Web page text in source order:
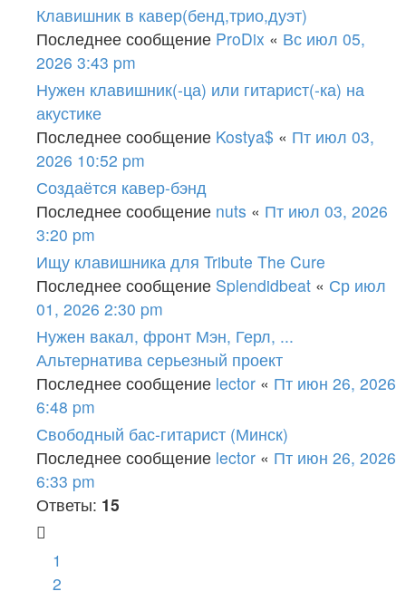
Клавишник в кавер(бенд,трио,дуэт)
Последнее сообщение ProDix « Вс июл 05,
2026 3:43 pm
Нужен клавишник(-ца) или гитарист(-ка) на
акустике
Последнее сообщение Kostya$ « Пт июл 03,
2026 10:52 pm
Создаётся кавер-бэнд
Последнее сообщение nuts « Пт июл 03, 2026
3:20 pm
Ищу клавишника для Tribute The Cure
Последнее сообщение Splendidbeat « Ср июл
01, 2026 2:30 pm
Нужен вакал, фронт Мэн, Герл, ...
Альтернатива серьезный проект
Последнее сообщение lector « Пт июн 26, 2026
6:48 pm
Свободный бас-гитарист (Минск)
Последнее сообщение lector « Пт июн 26, 2026
6:33 pm
Ответы: 15
1
2